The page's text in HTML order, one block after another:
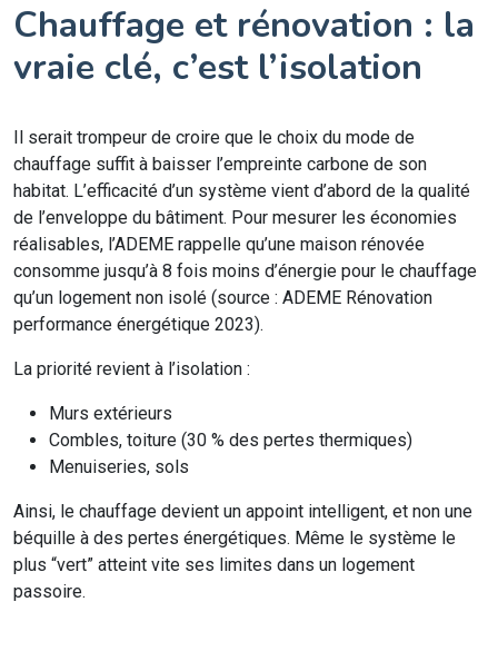
Chauffage et rénovation : la
vraie clé, c’est l’isolation
Il serait trompeur de croire que le choix du mode de
chauffage suffit à baisser l’empreinte carbone de son
habitat. L’efficacité d’un système vient d’abord de la qualité
de l’enveloppe du bâtiment. Pour mesurer les économies
réalisables, l’ADEME rappelle qu’une maison rénovée
consomme jusqu’à 8 fois moins d’énergie pour le chauffage
qu’un logement non isolé (source : ADEME Rénovation
performance énergétique 2023).
La priorité revient à l’isolation :
Murs extérieurs
Combles, toiture (30 % des pertes thermiques)
Menuiseries, sols
Ainsi, le chauffage devient un appoint intelligent, et non une
béquille à des pertes énergétiques. Même le système le
plus “vert” atteint vite ses limites dans un logement
passoire.